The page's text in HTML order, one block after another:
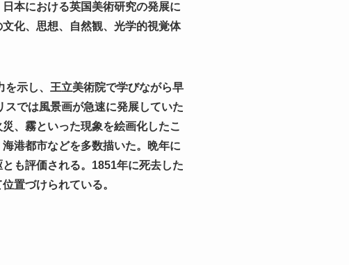
本における英国美術研究の発展に
化、思想、自然観、光学的視覚体
示し、王立美術院で学びながら早
では風景画が急速に発展していた
、霧といった現象を絵画化したこ
港都市などを多数描いた。晩年に
も評価される。1851年に死去した
置づけられている。